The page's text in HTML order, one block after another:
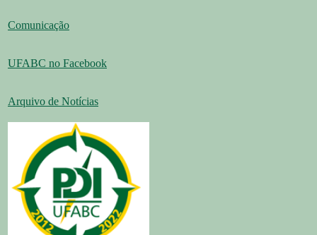
Comunicação
UFABC no Facebook
Arquivo de Notícias